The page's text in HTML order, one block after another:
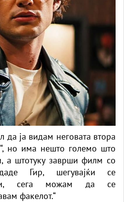
да ја видам неговата втора
но има нешто големо што
а штотуку заврши филм со
Гир, шегувајќи се
сега можам да се
факелот.“